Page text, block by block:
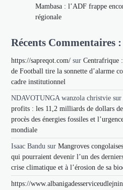
Mambasa : l’ADF frappe
régionale
Récents Commentaires :
https://sapreqot.com/ surCentrafrique
de Football tire la sonnette d’alarme
cadre institutionnel
NDAVOTUNGA wanzola christvie
profits : les 11,2 milliards de dollars
procès des énergies fossiles et
mondiale
Isaac Bandu surMangroves
qui pourraient devenir l’un des
crise climatique et à l’érosion de sa
https://